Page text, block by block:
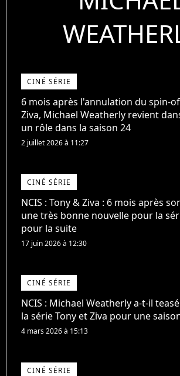
CINÉ SÉRIE
6 mois après l'annulation du spin-
Ziva, Michael Weatherly revient
un rôle dans la saison 24
2 juillet 2026 à 11:27
CINÉ SÉRIE
NCIS : Tony & Ziva : 6 mois après
une très bonne nouvelle pour la
pour la suite
17 juin 2026 à 12:30
CINÉ SÉRIE
NCIS : Michael Weatherly a-t-il
la série Tony et Ziva pour une
4 mars 2026 à 15:13
CINÉ SÉRIE